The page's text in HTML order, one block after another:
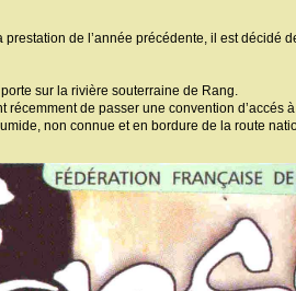
prestation de l’année précédente, il est décidé
sur la rivière souterraine de Rang.
récemment de passer une convention
non connue et en bordure de la route